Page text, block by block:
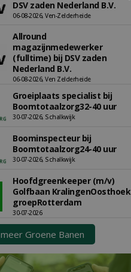
DSV zaden Nederland B.V.
06-08-2026, Ven-Zelderheide
Allround
magazijnmedewerker
(fulltime) bij DSV zaden
Nederland B.V.
06-08-2026, Ven Zelderheide
Groeiplaats specialist bij
Boomtotaalzorg32-40 uur
30-07-2026, Schalkwijk
Boominspecteur bij
Boomtotaalzorg24-40 uur
30-07-2026, Schalkwijk
Hoofdgreenkeeper (m/v)
Golfbaan KralingenOosthoek
groepRotterdam
30-07-2026
meer Groene Banen